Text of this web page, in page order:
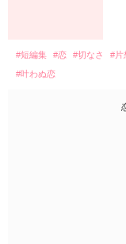
#短編集 #恋 #切なさ #片
#叶わぬ恋